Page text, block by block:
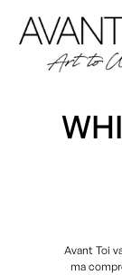
Avant Toi
ma